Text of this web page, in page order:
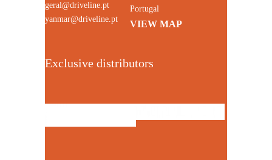
geral@driveline.pt
yanmar@driveline.pt
Portugal
VIEW MAP
Exclusive distributors